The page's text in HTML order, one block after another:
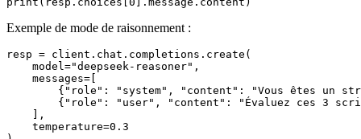
Exemple de mode de raisonnement :
resp = client.chat.completions.create(
    model="deepseek-reasoner",
    messages=[
{"role": "system", "content": "Vous êtes un
{"role": "user", "content": "Évaluez ces 3
    ],
    temperature=0.3